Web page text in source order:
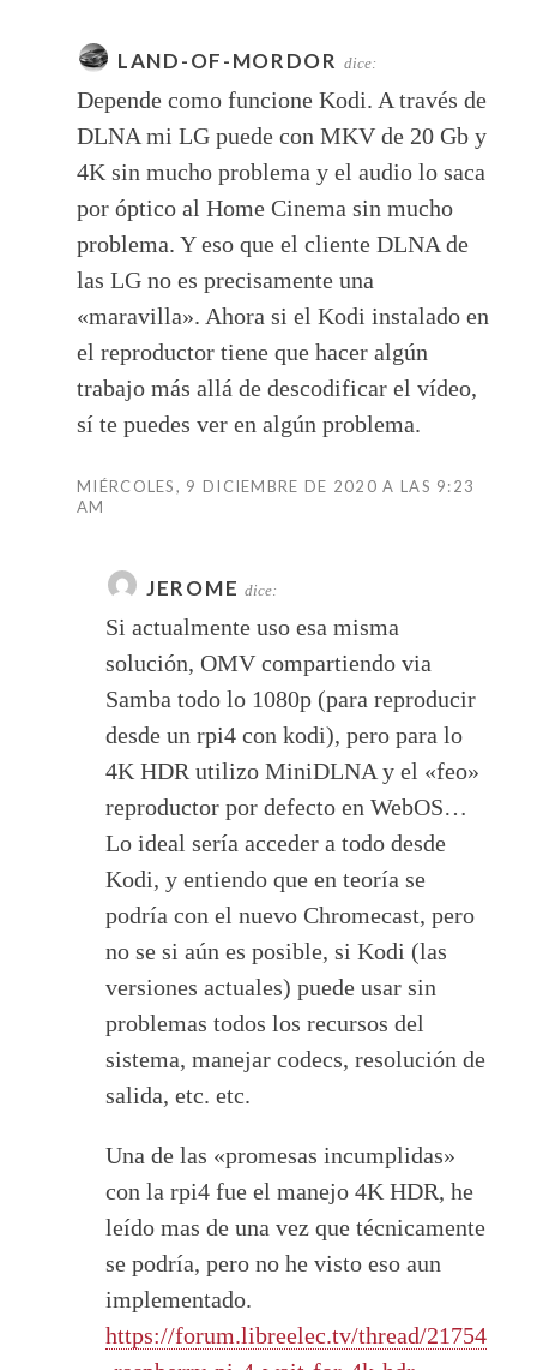
LAND-OF-MORDOR dice:
Depende como funcione Kodi. A través de
DLNA mi LG puede con MKV de 20 Gb y
4K sin mucho problema y el audio lo saca
por óptico al Home Cinema sin mucho
problema. Y eso que el cliente DLNA de
las LG no es precisamente una
«maravilla». Ahora si el Kodi instalado en
el reproductor tiene que hacer algún
trabajo más allá de descodificar el vídeo,
sí te puedes ver en algún problema.
MIÉRCOLES, 9 DICIEMBRE DE 2020 A LAS 9:23
AM
JEROME dice:
Si actualmente uso esa misma
solución, OMV compartiendo via
Samba todo lo 1080p (para reproducir
desde un rpi4 con kodi), pero para lo
4K HDR utilizo MiniDLNA y el «feo»
reproductor por defecto en WebOS…
Lo ideal sería acceder a todo desde
Kodi, y entiendo que en teoría se
podría con el nuevo Chromecast, pero
no se si aún es posible, si Kodi (las
versiones actuales) puede usar sin
problemas todos los recursos del
sistema, manejar codecs, resolución de
salida, etc. etc.
Una de las «promesas incumplidas»
con la rpi4 fue el manejo 4K HDR, he
leído mas de una vez que técnicamente
se podría, pero no he visto eso aun
implementado.
https://forum.libreelec.tv/thread/21754